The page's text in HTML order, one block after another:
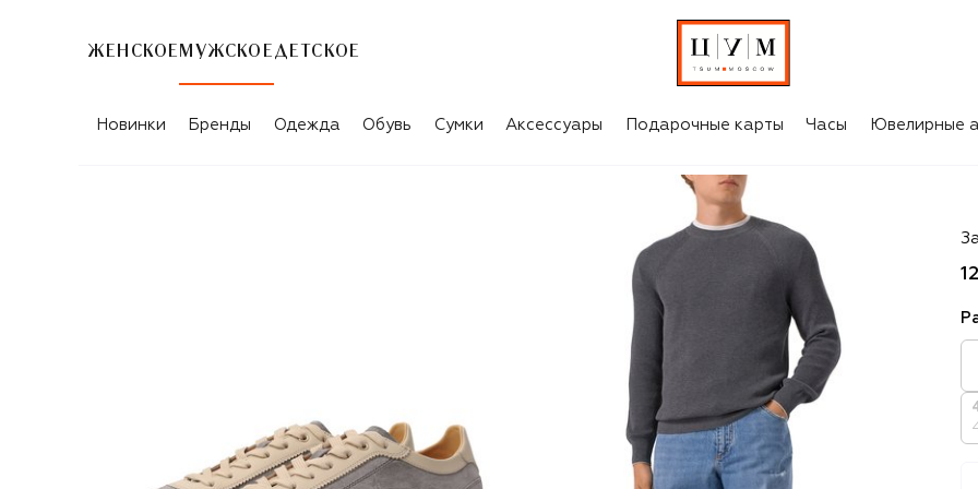
ЖЕНСКОЕ МУЖСКОЕ ДЕТСКОЕ
Новинки Бренды Одежда Обувь Сумки Аксессуары Подарочные карты Часы Ювелирные